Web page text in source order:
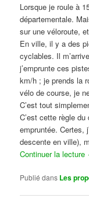
Lorsque je roule à
départementale.
sur une véloroute,
En ville, il y a des
cyclables. Il
j’emprunte ces
km/h ; je prends la
vélo de course, je
C’est tout
C’est cette règle
empruntée. Certes,
descente en ville),
Continuer la lecture
Publié dans Les